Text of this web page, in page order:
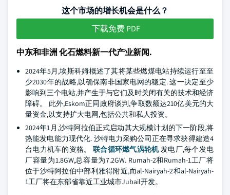
这个市场的增长机会是什么？
下载免费 PDF
中东和非洲 化石燃料新一代产业新闻.
2024年5月,埃斯科姆概述了其将某些燃煤电站持续运行至至
少2030年的战略,以确保南非国家电网的稳定. 这一决定至少
影响到三个电站,并产生于与它们及时关闭有关的技术和经济
障碍。 此外,Eskom正同政府谈判,争取数额达210亿美元的大
量资金,以支持扩大电网,包括公共和私人投资。
2024年1月,沙特阿拉伯正式启动其大规模计划的下一阶段,将
热能发电能力现代化. 沙特电力采购公司正在寻求获得建造4
台电力机车的资格。 联合循环燃气涡轮机发电厂,每个发电
厂容量为1.8GW,总容量为7.2GW. Rumah-2和Rumah-1工厂将
位于沙特阿拉伯中部利雅得附近,而al-Nairyah-2和al-Nairyah-
1工厂将在东部省靠近工业城市Jubail开发。